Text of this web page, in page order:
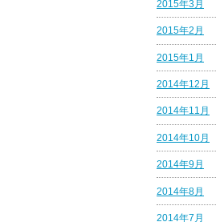
2015年3月
2015年2月
2015年1月
2014年12月
2014年11月
2014年10月
2014年9月
2014年8月
2014年7月